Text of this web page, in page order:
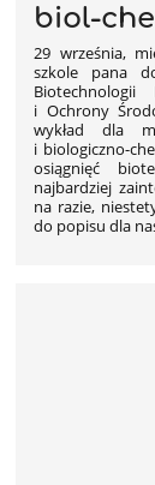
biol-
29 września,
szkole pana
i Ochrony
wykład dla
i biologiczno-
osiągnięć
najbardziej
na razie,
do popisu dla